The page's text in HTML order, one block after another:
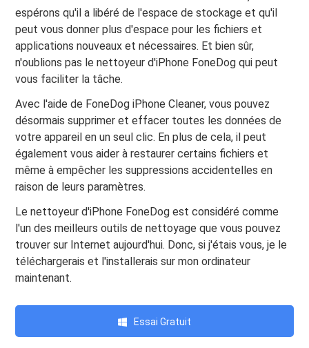
espérons qu'il a libéré de l'espace de stockage et qu'il
peut vous donner plus d'espace pour les fichiers et
applications nouveaux et nécessaires. Et bien sûr,
n'oublions pas le nettoyeur d'iPhone FoneDog qui peut
vous faciliter la tâche.
Avec l'aide de FoneDog iPhone Cleaner, vous pouvez
désormais supprimer et effacer toutes les données de
votre appareil en un seul clic. En plus de cela, il peut
également vous aider à restaurer certains fichiers et
même à empêcher les suppressions accidentelles en
raison de leurs paramètres.
Le nettoyeur d'iPhone FoneDog est considéré comme
l'un des meilleurs outils de nettoyage que vous pouvez
trouver sur Internet aujourd'hui. Donc, si j'étais vous, je le
téléchargerais et l'installerais sur mon ordinateur
maintenant.
Essai Gratuit